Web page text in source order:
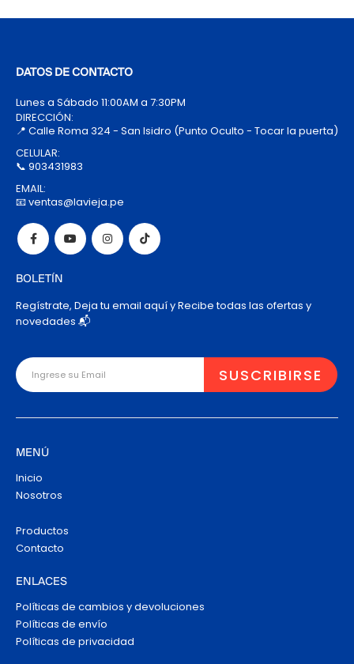
DATOS DE CONTACTO
Lunes a Sábado 11:00AM a 7:30PM
DIRECCIÓN:
📍 Calle Roma 324 - San Isidro (Punto Oculto - Tocar la puerta)
CELULAR:
📞 903431983
EMAIL:
📧 ventas@lavieja.pe
BOLETÍN
Regístrate, Deja tu email aquí y Recibe todas las ofertas y
novedades 📬
MENÚ
Inicio
Nosotros
Productos
Contacto
ENLACES
Políticas de cambios y devoluciones
Políticas de envío
Políticas de privacidad